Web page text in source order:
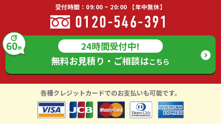
受付時間：09:00 ~ 20:00 【年中無休】
0120-546-391
24時間受付中!
無料お見積り・ご相談はこちら
各種クレジットカードでのお支払いも可能です。